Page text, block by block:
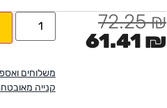
72.25₪
61.41 ₪
משלוחים
קנייה